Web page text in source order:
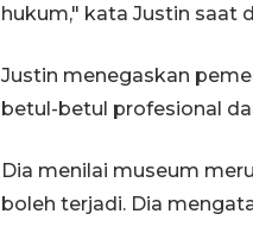
hukum," kata Justin saat
Justin menegaskan
betul-betul profesional
Dia menilai museum
boleh terjadi. Dia